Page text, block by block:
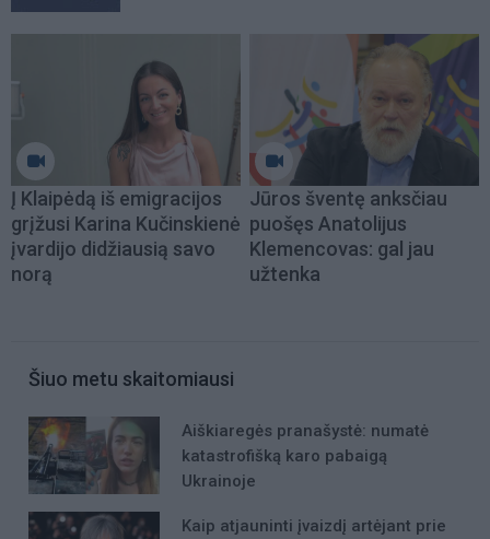
Į Klaipėdą iš emigracijos
grįžusi Karina Kučinskienė
įvardijo didžiausią savo
norą
Jūros šventę anksčiau
puošęs Anatolijus
Klemencovas: gal jau
užtenka
Šiuo metu skaitomiausi
Aiškiaregės pranašystė: numatė
katastrofišką karo pabaigą
Ukrainoje
Kaip atjauninti įvaizdį artėjant prie